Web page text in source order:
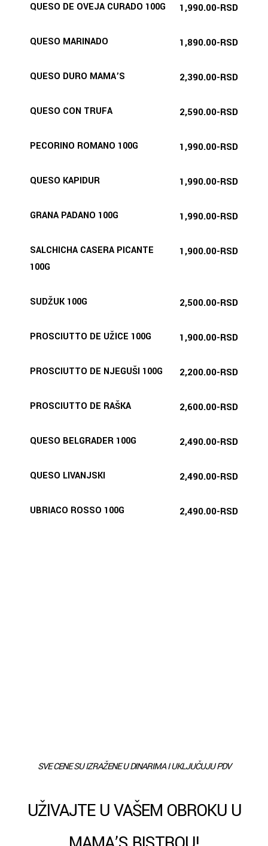
QUESO DE OVEJA CURADO 100G 1,990.00-RSD
QUESO MARINADO 1,890.00-RSD
QUESO DURO MAMA’S 2,390.00-RSD
QUESO CON TRUFA 2,590.00-RSD
PECORINO ROMANO 100G 1,990.00-RSD
QUESO KAPIDUR 1,990.00-RSD
GRANA PADANO 100G 1,990.00-RSD
SALCHICHA CASERA PICANTE
100G
1,900.00-RSD
SUDŽUK 100G 2,500.00-RSD
PROSCIUTTO DE UŽICE 100G 1,900.00-RSD
PROSCIUTTO DE NJEGUŠI 100G 2,200.00-RSD
PROSCIUTTO DE RAŠKA 2,600.00-RSD
QUESO BELGRADER 100G 2,490.00-RSD
QUESO LIVANJSKI 2,490.00-RSD
UBRIACO ROSSO 100G 2,490.00-RSD
SVE CENE SU IZRAŽENE U DINARIMA I UKLJUČUJU PDV
UŽIVAJTE U VAŠEM OBROKU U